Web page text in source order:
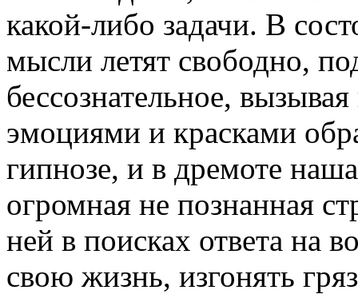
какой-либо задачи. В
мысли летят свободно,
бессознательное,
эмоциями и красками
гипнозе, и в дремоте
огромная не познанная
ней в поисках ответа на
свою жизнь, изгонять